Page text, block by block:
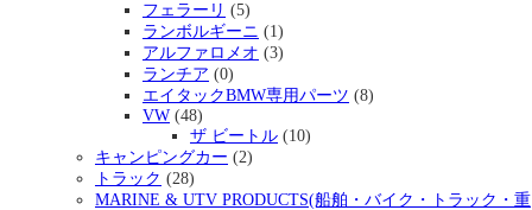
フェラーリ (5)
ランボルギーニ (1)
アルファロメオ (3)
ランチア (0)
エイタックBMW専用パーツ (8)
VW (48)
ザ ビートル (10)
キャンピングカー (2)
トラック (28)
MARINE & UTV PRODUCTS(船舶・バイク・トラック・重